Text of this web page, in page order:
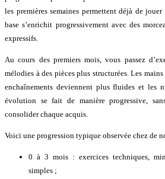
les premières semaines permettent déjà de
base s’enrichit progressivement avec des
expressifs.
Au cours des premiers mois, vous passez
mélodies à des pièces plus structurées. Les
enchaînements deviennent plus fluides et les
évolution se fait de manière progressive,
consolider chaque acquis.
Voici une progression typique observée chez de
0 à 3 mois : exercices techniques,
simples ;